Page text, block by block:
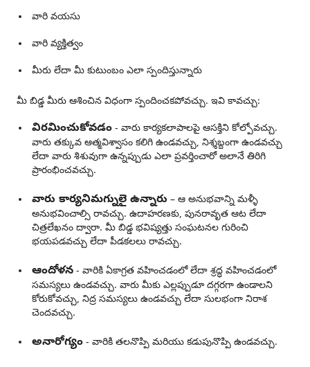
వారి వయసు
వారి వ్యక్తిత్వం
మీరు లేదా మీ కుటుంబం ఎలా స్పందిస్తున్నారు
మీ బిడ్డ మీరు ఆశించిన విధంగా స్పందించకపోవచ్చు. ఇవి కావచ్చు:
విరమించుకోవడం- వారు కార్యకలాపాలపై ఆసక్తిని కోల్పోవచ్చు.
వారు తక్కువ ఆత్మవిశ్వాసం కలిగి ఉండవచ్చు, నిశ్శబ్దంగా ఉండవచ్చు
లేదా వారు శిశువుగా ఉన్నప్పుడు ఎలా ప్రవర్తించారో అలానే తిరిగి
ప్రారంభించవచ్చు.
వారు కార్యనిమగ్నులై ఉన్నారు – ఆ అనుభవాన్ని మళ్ళీ
అనుభవించాల్సి రావచ్చు. ఉదాహరణకు, పునరావృత ఆట లేదా
చిత్రలేఖనం ద్వారా. మీ బిడ్డ భవిష్యత్తు సంఘటనల గురించి
భయపడవచ్చు లేదా పీడకలలు రావచ్చు.
ఆందోళన- వారికి ఏకాగ్రత వహించడంలో లేదా శ్రద్ధ వహించడంలో
సమస్యలు ఉండవచ్చు. వారు మీకు ఎల్లప్పుడూ దగ్గరగా ఉండాలని
కోరుకోవచ్చు, నిద్ర సమస్యలు ఉండవచ్చు లేదా సులభంగా నిరాశ
చెందవచ్చు.
అనారోగ్యం- వారికి తలనొప్పి మరియు కడుపునొప్పి ఉండవచ్చు.